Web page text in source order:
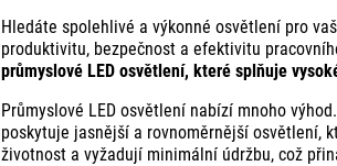
Hledáte spolehlivé a výkonné osvětlení pro
produktivitu, bezpečnost a efektivitu
průmyslové LED osvětlení, které splňuje
Průmyslové LED osvětlení nabízí mnoho
poskytuje jasnější a rovnoměrnější osvětlení,
životnost a vyžadují minimální údržbu, což